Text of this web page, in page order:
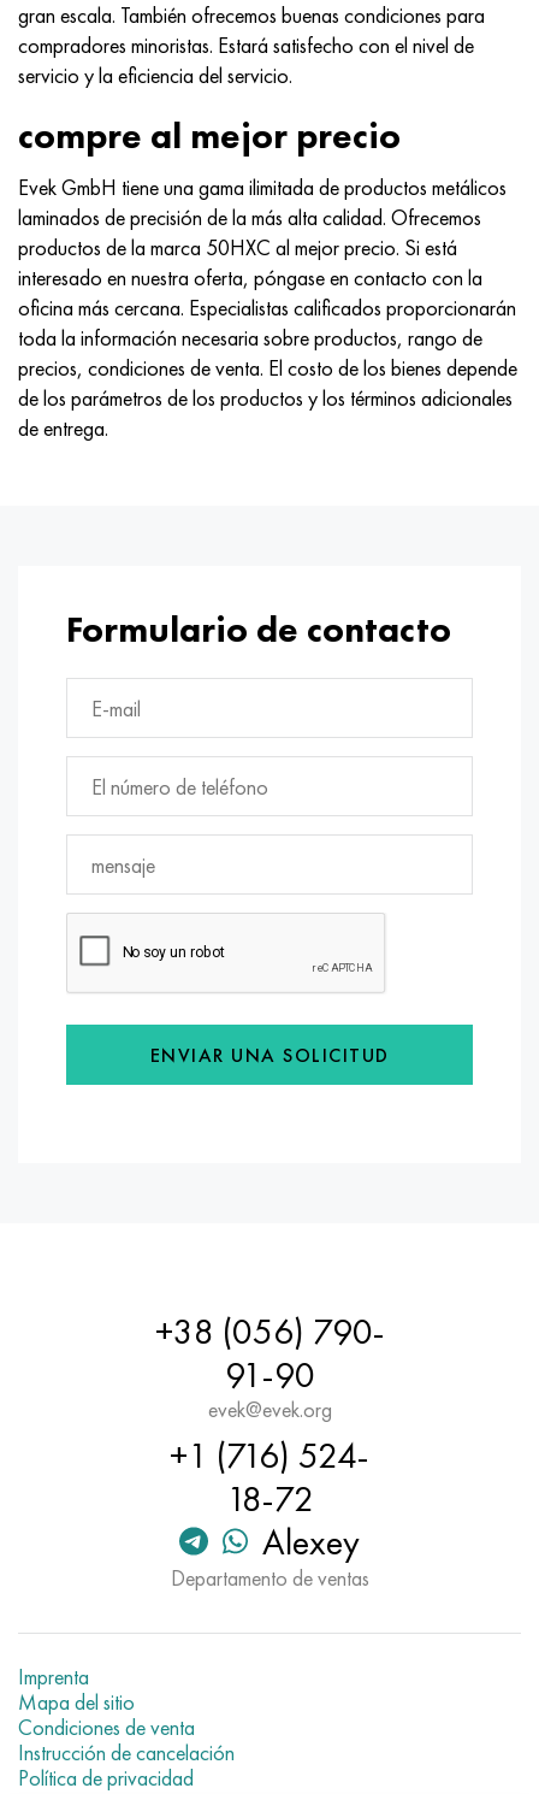
gran escala. También ofrecemos buenas condiciones para
compradores minoristas. Estará satisfecho con el nivel de
servicio y la eficiencia del servicio.
compre al mejor precio
Evek GmbH tiene una gama ilimitada de productos metálicos
laminados de precisión de la más alta calidad. Ofrecemos
productos de la marca 50HXC al mejor precio. Si está
interesado en nuestra oferta, póngase en contacto con la
oficina más cercana. Especialistas calificados proporcionarán
toda la información necesaria sobre productos, rango de
precios, condiciones de venta. El costo de los bienes depende
de los parámetros de los productos y los términos adicionales
de entrega.
Formulario de contacto
ENVIAR UNA SOLICITUD
+38 (056) 790-
91-90
evek@evek.org
+1 (716) 524-
18-72
Alexey
Departamento de ventas
Imprenta
Mapa del sitio
Condiciones de venta
Instrucción de cancelación
Política de privacidad